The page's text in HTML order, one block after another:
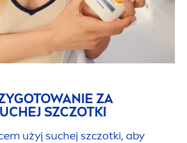
ZA
SZCZOTKI
użyj suchej szczotki, aby